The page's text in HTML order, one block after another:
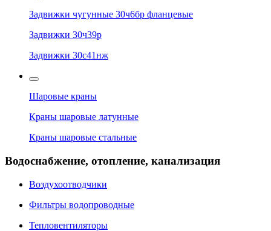
Задвижки чугунные 30ч6бр фланцевые
Задвижки 30ч39р
Задвижки 30с41нж
Шаровые краны
Краны шаровые латунные
Краны шаровые стальные
Водоснабжение, отопление, канализация
Воздухоотводчики
Фильтры водопроводные
Тепловентиляторы